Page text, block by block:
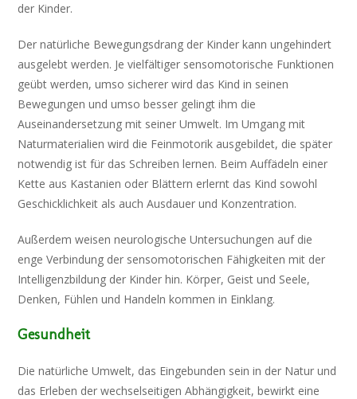
der Kinder.
Der natürliche Bewegungsdrang der Kinder kann ungehindert
ausgelebt werden. Je vielfältiger sensomotorische Funktionen
geübt werden, umso sicherer wird das Kind in seinen
Bewegungen und umso besser gelingt ihm die
Auseinandersetzung mit seiner Umwelt. Im Umgang mit
Naturmaterialien wird die Feinmotorik ausgebildet, die später
notwendig ist für das Schreiben lernen. Beim Auffädeln einer
Kette aus Kastanien oder Blättern erlernt das Kind sowohl
Geschicklichkeit als auch Ausdauer und Konzentration.
Außerdem weisen neurologische Untersuchungen auf die
enge Verbindung der sensomotorischen Fähigkeiten mit der
Intelligenzbildung der Kinder hin. Körper, Geist und Seele,
Denken, Fühlen und Handeln kommen in Einklang.
Gesundheit
Die natürliche Umwelt, das Eingebunden sein in der Natur und
das Erleben der wechselseitigen Abhängigkeit, bewirkt eine